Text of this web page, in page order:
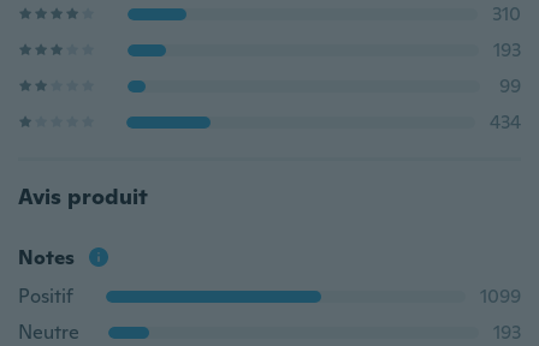
310
193
99
434
Avis produit
Notes
Positif
1099
Neutre
193